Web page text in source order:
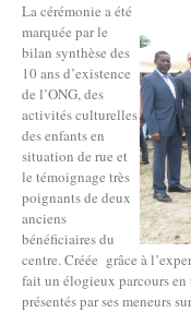
La cérémonie a été
marquée par le
bilan synthèse des
10 ans d’existence
de l’ONG, des
activités culturelles
des enfants en
situation de rue et
le témoignage très
poignants de deux
anciens
bénéficiaires du
centre. Créée grâce à
fait un élogieux parcours en
présentés par ses meneurs